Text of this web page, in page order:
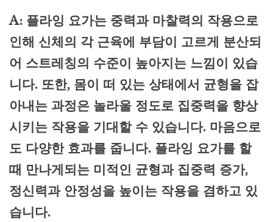
A: 플라잉 요가는 중력과 마찰력의 작용으로
인해 신체의 각 근육에 부담이 고르게 분산되
어 스트레칭의 수준이 높아지는 느낌이 있습
니다. 또한, 몸이 떠 있는 상태에서 균형을 잡
아내는 과정은 놀라울 정도로 집중력을 향상
시키는 작용을 기대할 수 있습니다. 마음으로
도 다양한 효과를 줍니다. 플라잉 요가를 할
때 만나게되는 미적인 균형과 집중력 증가,
정신력과 안정성을 높이는 작용을 겸하고 있
습니다.